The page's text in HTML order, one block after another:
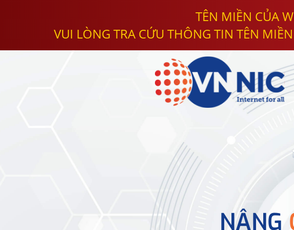
TÊN MIỀN CỦA
VUI LÒNG TRA CỨU THÔNG TIN TÊN MIỀN
NÂNG